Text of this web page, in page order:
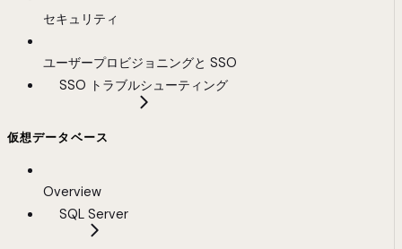
セキュリティ
ユーザープロビジョニングと SSO
SSO トラブルシューティング
仮想データベース
Overview
SQL Server